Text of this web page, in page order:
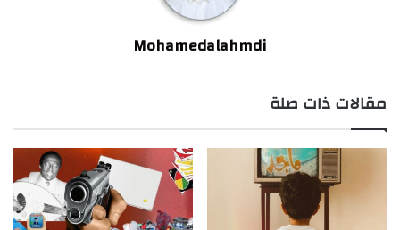
Mohamedalahmdi
مقالات ذات صلة